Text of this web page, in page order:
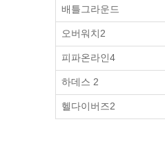
배틀그라운드
오버워치2
피파온라인4
하데스 2
헬다이버즈2